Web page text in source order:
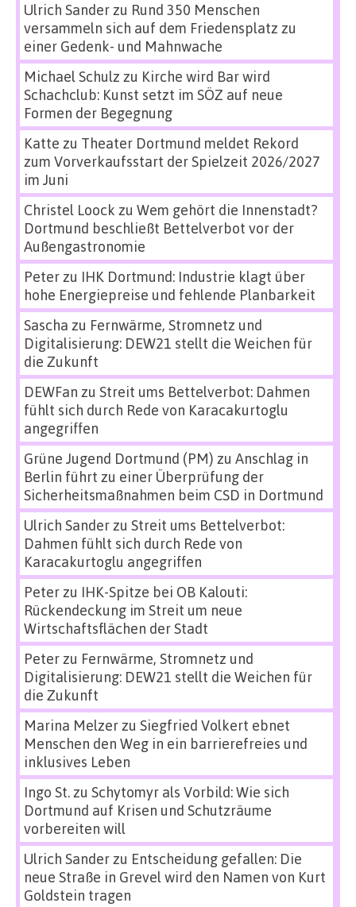
Ulrich Sanderzu Rund 350 Menschen
versammeln sich auf dem Friedensplatz zu
einer Gedenk- und Mahnwache
Michael Schulz zu Kirche wird Bar wird
Schachclub: Kunst setzt im SÖZ auf neue
Formen der Begegnung
Katte zu Theater Dortmund meldet Rekord
zum Vorverkaufsstart der Spielzeit 2026/2027
im Juni
Christel Loock zu Wem gehört die Innenstadt?
Dortmund beschließt Bettelverbot vor der
Außengastronomie
Peterzu IHK Dortmund: Industrie klagt über
hohe Energiepreise und fehlende Planbarkeit
Sascha zu Fernwärme, Stromnetz und
Digitalisierung: DEW21 stellt die Weichen für
die Zukunft
DEWFan zu Streit ums Bettelverbot: Dahmen
fühlt sich durch Rede von Karacakurtoglu
angegriffen
Grüne Jugend Dortmund (PM) zu Anschlag in
Berlin führt zu einer Überprüfung der
Sicherheitsmaßnahmen beim CSD in Dortmund
Ulrich Sanderzu Streit ums Bettelverbot:
Dahmen fühlt sich durch Rede von
Karacakurtoglu angegriffen
Peterzu IHK-Spitze bei OB Kalouti:
Rückendeckung im Streit um neue
Wirtschaftsflächen der Stadt
Peterzu Fernwärme, Stromnetz und
Digitalisierung: DEW21 stellt die Weichen für
die Zukunft
Marina Melzerzu Siegfried Volkert ebnet
Menschen den Weg in ein barrierefreies und
inklusives Leben
Ingo St.zu Schytomyr als Vorbild: Wie sich
Dortmund auf Krisen und Schutzräume
vorbereiten will
Ulrich Sanderzu Entscheidung gefallen: Die
neue Straße in Grevel wird den Namen von Kurt
Goldstein tragen